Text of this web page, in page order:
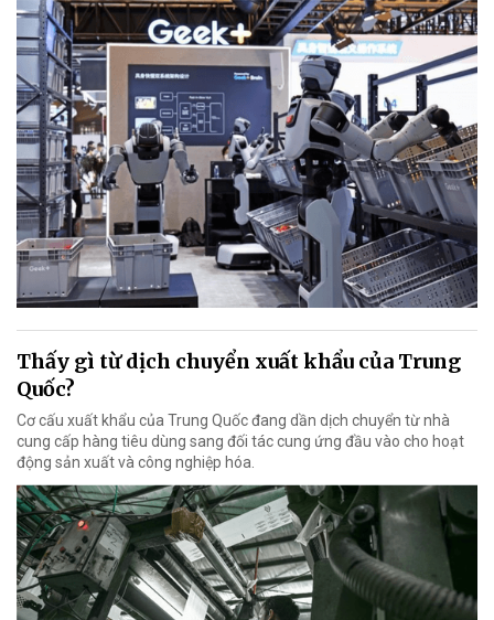
Thấy gì từ dịch chuyển xuất khẩu của Trung
Quốc?
Cơ cấu xuất khẩu của Trung Quốc đang dần dịch chuyển từ nhà
cung cấp hàng tiêu dùng sang đối tác cung ứng đầu vào cho hoạt
động sản xuất và công nghiệp hóa.